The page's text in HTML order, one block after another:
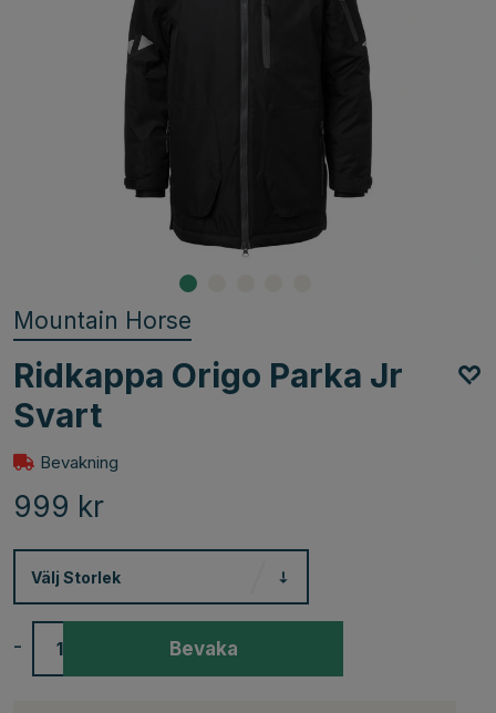
Mountain Horse
Ridkappa Origo Parka Jr
Svart
Bevakning
999 kr
Välj Storlek
- Bevaka